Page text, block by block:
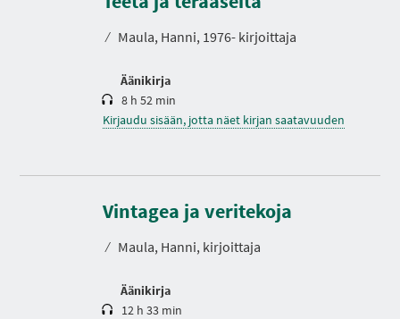
⁄ Maula, Hanni, 1976- kirjoittaja
Äänikirja
t
8 h 52 min
Kirjaudu sisään, jotta näet kirjan saatavuuden
Vintagea ja veritekoja
⁄ Maula, Hanni, kirjoittaja
Äänikirja
K
s
t
12 h 33 min